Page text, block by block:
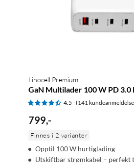
Linocell Premium
GaN Multilader 100 W PD 3.0
4.5 (141
799,-
Finnes i 2 varianter
Opptil 100 W hurtiglading
Utskiftbar strømkabel – perfekt